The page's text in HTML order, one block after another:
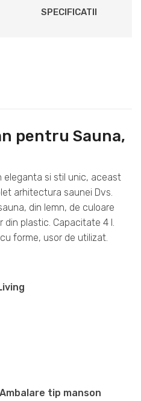
SPECIFICATII
pentru Sauna,
eleganta si stil unic, aceast
arhitectura saunei Dvs.
din lemn, de culoare
din plastic. Capacitate 4 l.
forme, usor de utilizat.
Ambalare tip manson